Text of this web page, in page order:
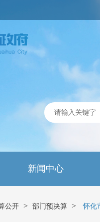
新闻中心
公开 > 部门预决算 > 怀化